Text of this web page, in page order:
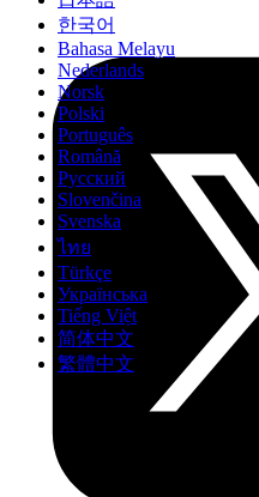
한국어
Bahasa Melayu
Nederlands
Norsk
Polski
Português
Română
Русский
Slovenčina
Svenska
ไทย
Türkçe
Українська
Tiếng Việt
简体中文
繁體中文